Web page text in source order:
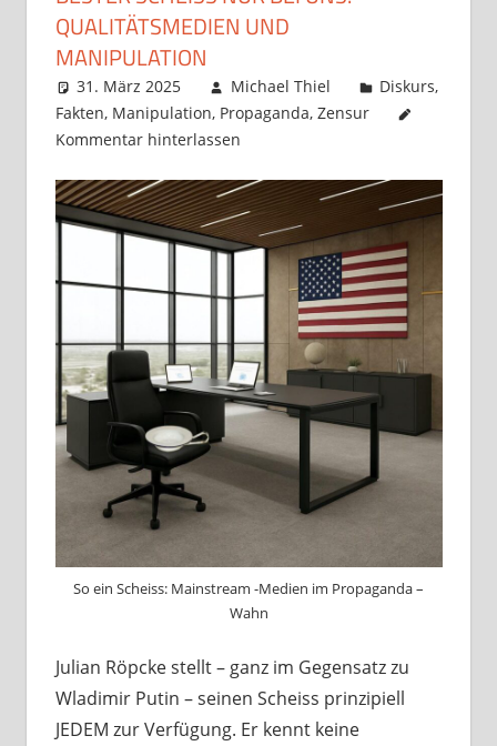
QUALITÄTSMEDIEN UND
MANIPULATION
31. März 2025 Michael Thiel Diskurs,
Fakten, Manipulation, Propaganda, Zensur
Kommentar hinterlassen
So ein Scheiss: Mainstream -Medien im Propaganda –
Wahn
Julian Röpcke stellt – ganz im Gegensatz zu
Wladimir Putin – seinen Scheiss prinzipiell
JEDEM zur Verfügung. Er kennt keine